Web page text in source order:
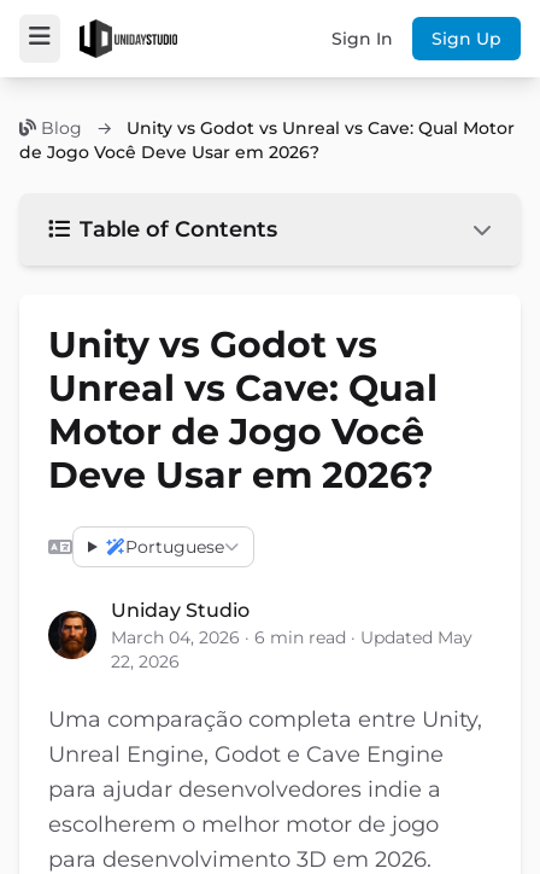
Sign In Sign Up
Blog →
Unity vs Godot vs Unreal vs Cave: Qual Motor
de Jogo Você Deve Usar em 2026?
Table of Contents
Unity vs Godot vs
Unreal vs Cave: Qual
Motor de Jogo Você
Deve Usar em 2026?
Portuguese
Uniday Studio
March 04, 2026 · 6 min read · Updated May
22, 2026
Uma comparação completa entre Unity,
Unreal Engine, Godot e Cave Engine
para ajudar desenvolvedores indie a
escolherem o melhor motor de jogo
para desenvolvimento 3D em 2026.